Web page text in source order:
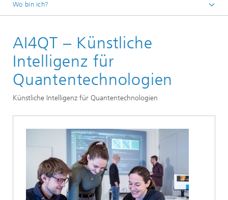
Wo bin ich?
Unsere Forschung
Quantentechnologien
AI4QT – Künstliche
Intelligenz für
Quantentechnologien
Künstliche Intelligenz für Quantentechnologien